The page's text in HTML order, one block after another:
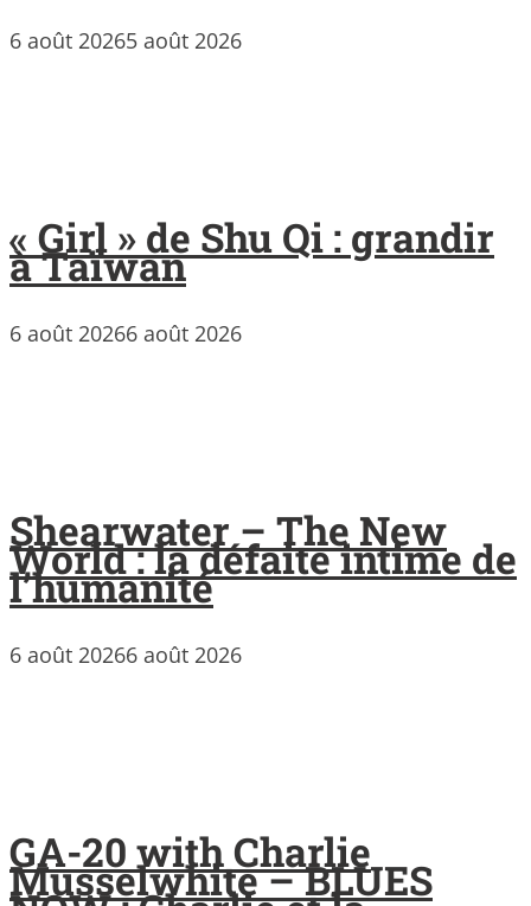
6 août 20265 août 2026
« Girl » de Shu Qi : grandir
à Taïwan
6 août 20266 août 2026
Shearwater – The New
World : la défaite intime de
l’humanité
6 août 20266 août 2026
GA-20 with Charlie
Musselwhite – BLUES